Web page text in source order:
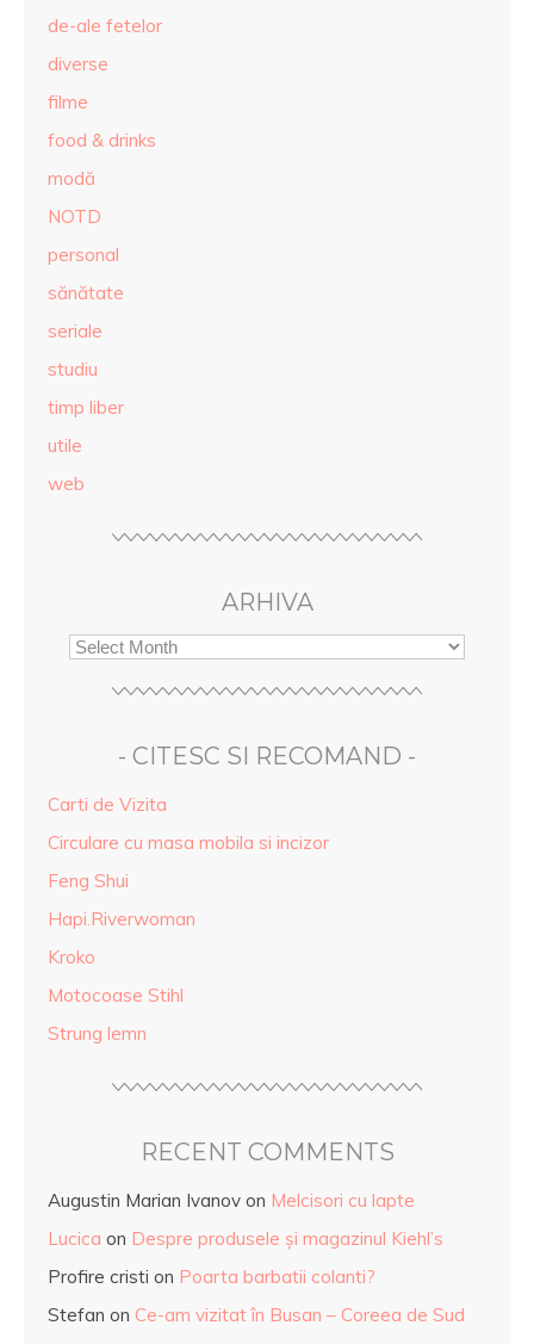
de-ale fetelor
diverse
filme
food & drinks
modă
NOTD
personal
sănătate
seriale
studiu
timp liber
utile
web
ARHIVA
- CITESC SI RECOMAND -
Carti de Vizita
Circulare cu masa mobila si incizor
Feng Shui
Hapi.Riverwoman
Kroko
Motocoase Stihl
Strung lemn
RECENT COMMENTS
Augustin Marian Ivanov on Melcisori cu lapte
Lucica on Despre produsele și magazinul Kiehl’s
Profire cristi on Poarta barbatii colanti?
Stefan on Ce-am vizitat în Busan – Coreea de Sud